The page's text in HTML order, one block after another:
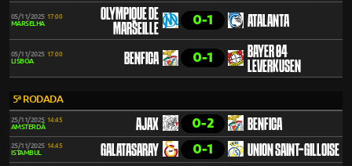
05/11/2025 17:00
MARSELHA
OLYMPIQUE DE
MARSEILLE
0-1 ATALANTA
05/11/2025 17:00
LISBOA BENFICA 0-1
BAYER 04
LEVERKUSEN
5ª RODADA
25/11/2025 14:45
AMSTERDÃ AJAX 0-2 BENFICA
25/11/2025 14:45
ISTAMBUL GALATASARAY 0-1 UNION SAINT-GILLOISE